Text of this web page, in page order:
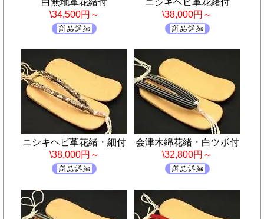
白無地革花緒付
\34,500円～
ニシキヘビ革花緒付
\38,000円～
ニシキヘビ革花緒・細付
\38,000円～
会津木綿花緒・白ツボ付
\32,800円～